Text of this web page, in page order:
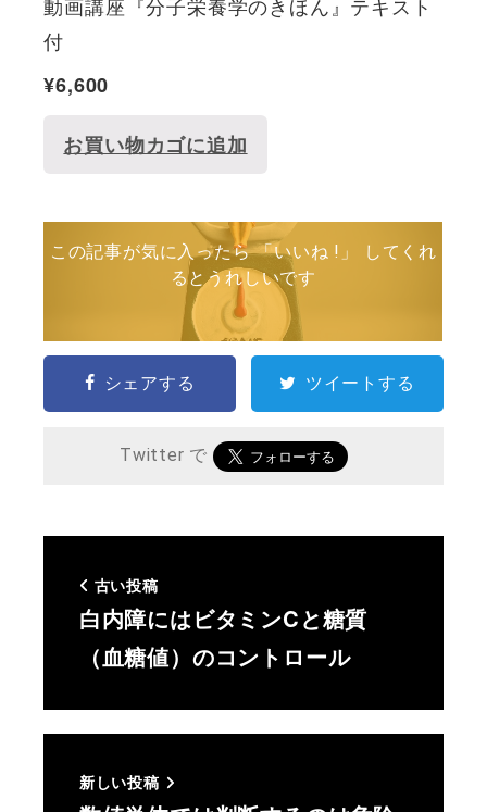
付
¥6,600
お買い物カゴに追加
この記事が気に入ったら 「いいね !」 してくれ
るとうれしいです
シェアする ツイートする
Twitter で
古い投稿
白内障にはビタミンCと糖質
（血糖値）のコントロール
新しい投稿